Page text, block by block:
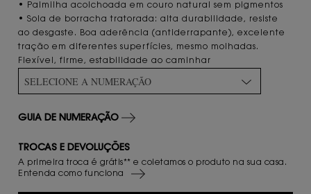
• Palmilha acolchoada em couro natural sem pigmentos
• Sola de borracha tratorada: alta durabilidade, resiste
ao desgaste. Boa aderência (antiderrapante), excelente
tração em diferentes superfícies, mesmo molhadas.
Flexível, firme, estabilidade ao caminhar
SELECIONE A NUMERAÇÃO
GUIA DE NUMERAÇÃO
TROCAS E DEVOLUÇÕES
A primeira troca é grátis** e coletamos o produto na sua casa.
Entenda como funciona